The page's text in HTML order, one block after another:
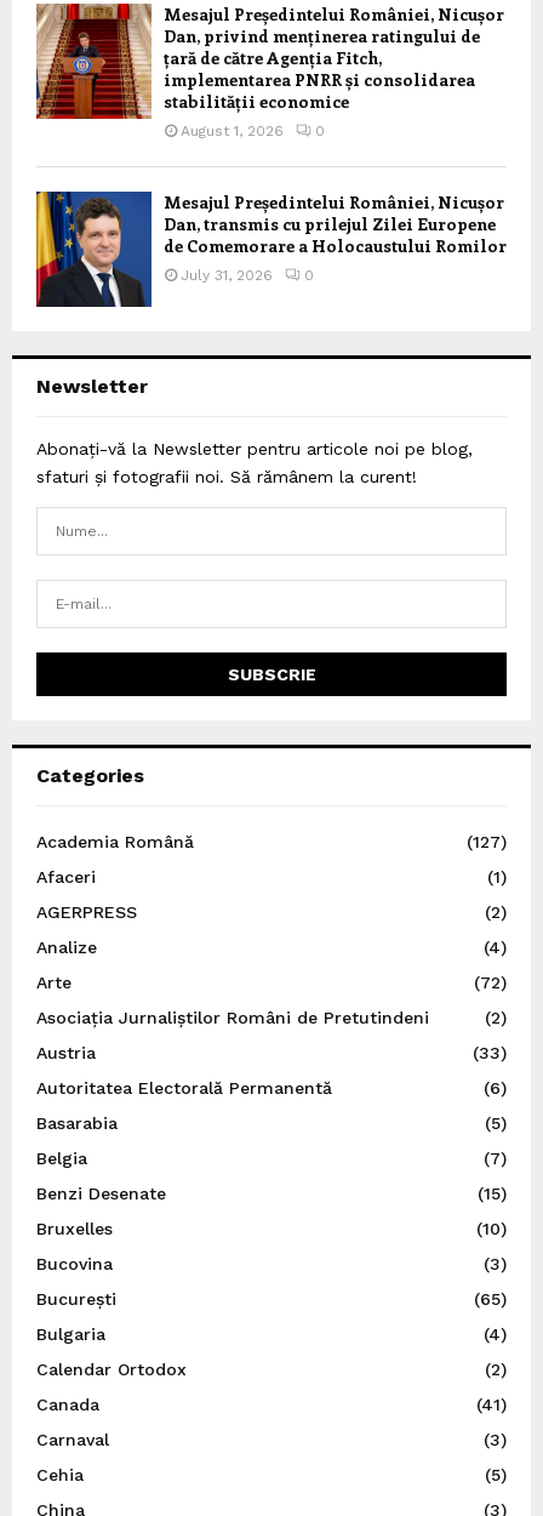
Mesajul Președintelui României, Nicușor
Dan, privind menținerea ratingului de
țară de către Agenția Fitch,
implementarea PNRR și consolidarea
stabilității economice
August 1, 2026 0
Mesajul Președintelui României, Nicușor
Dan, transmis cu prilejul Zilei Europene
de Comemorare a Holocaustului Romilor
July 31, 2026 0
Newsletter
Abonați-vă la Newsletter pentru articole noi pe blog,
sfaturi și fotografii noi. Să rămânem la curent!
Categories
Academia Română
(127)
Afaceri
(1)
AGERPRESS
(2)
Analize
(4)
Arte
(72)
Asociația Jurnaliștilor Români de Pretutindeni
(2)
Austria
(33)
Autoritatea Electorală Permanentă
(6)
Basarabia
(5)
Belgia
(7)
Benzi Desenate
(15)
Bruxelles
(10)
Bucovina
(3)
București
(65)
Bulgaria
(4)
Calendar Ortodox
(2)
Canada
(41)
Carnaval
(3)
Cehia
(5)
China
(3)